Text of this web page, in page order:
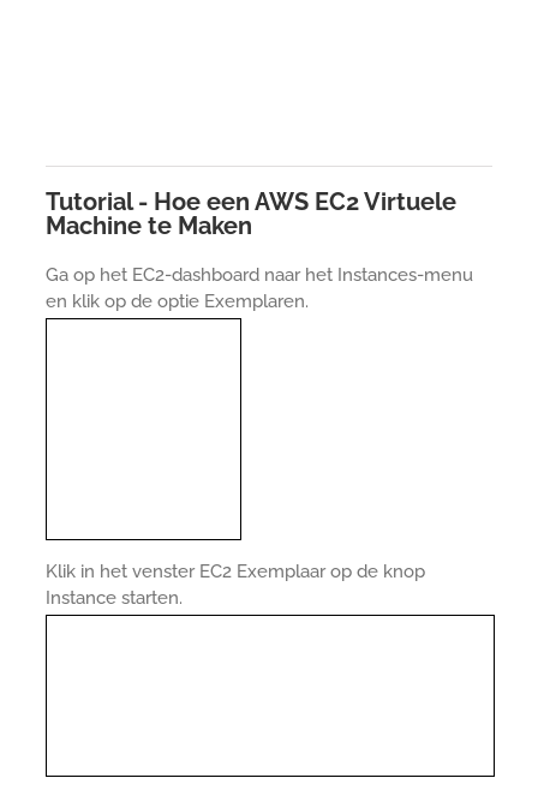
Tutorial - Hoe een AWS EC2 Virtuele
Machine te Maken
Ga op het EC2-dashboard naar het Instances-menu
en klik op de optie Exemplaren.
Klik in het venster EC2 Exemplaar op de knop
Instance starten.